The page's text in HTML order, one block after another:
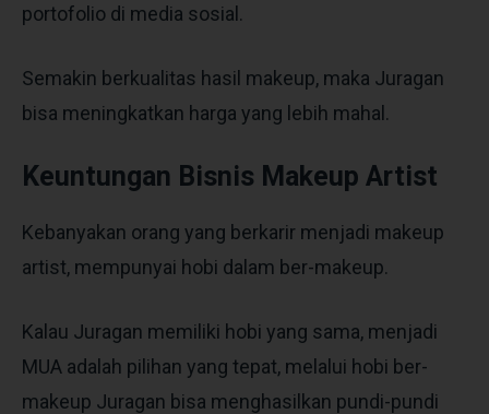
portofolio di media sosial.
Semakin berkualitas hasil makeup, maka Juragan
bisa meningkatkan harga yang lebih mahal.
Keuntungan Bisnis Makeup Artist
Kebanyakan orang yang berkarir menjadi makeup
artist, mempunyai hobi dalam ber-makeup.
Kalau Juragan memiliki hobi yang sama, menjadi
MUA adalah pilihan yang tepat, melalui hobi ber-
makeup Juragan bisa menghasilkan pundi-pundi